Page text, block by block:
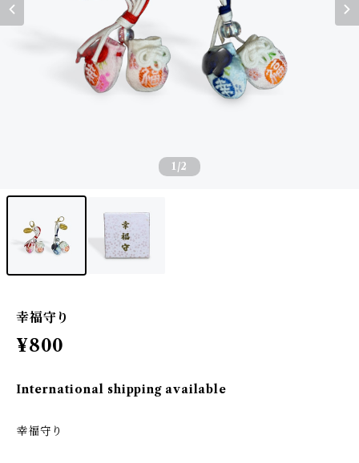
1 /2
幸福守り
¥800
International shipping available
幸福守り